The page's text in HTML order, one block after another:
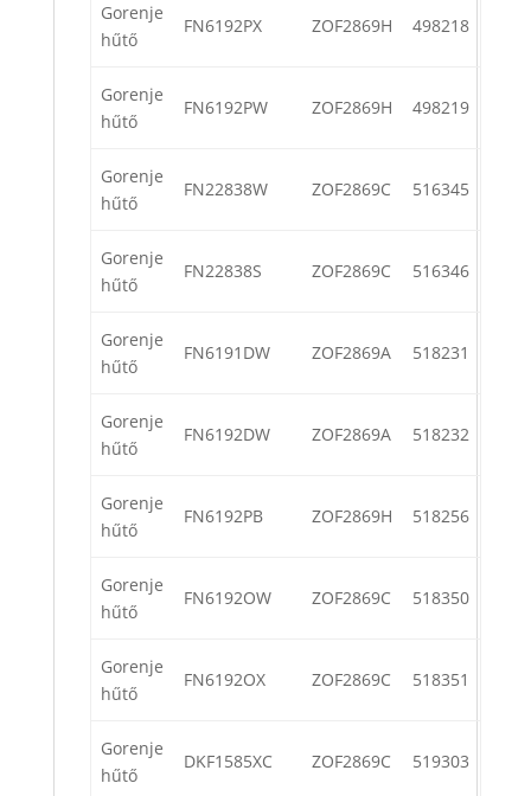
Gorenje
hűtő
FN6192PX ZOF2869H 498218
Gorenje
hűtő
FN6192PW ZOF2869H 498219
Gorenje
hűtő
FN22838W ZOF2869C 516345
Gorenje
hűtő
FN22838S ZOF2869C 516346
Gorenje
hűtő
FN6191DW ZOF2869A 518231
Gorenje
hűtő
FN6192DW ZOF2869A 518232
Gorenje
hűtő
FN6192PB ZOF2869H 518256
Gorenje
hűtő
FN6192OW ZOF2869C 518350
Gorenje
hűtő
FN6192OX ZOF2869C 518351
Gorenje
hűtő
DKF1585XC ZOF2869C 519303